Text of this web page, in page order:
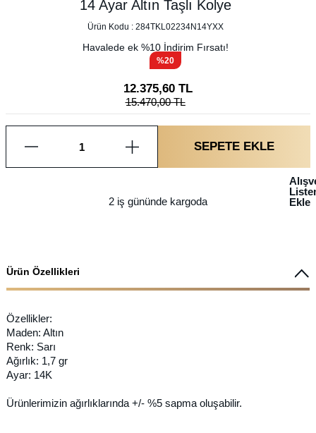
14 Ayar Altın Taşlı Kolye
Ürün Kodu : 284TKL02234N14YXX
Havalede ek %10İndirim Fırsatı!
%20
12.375,60 TL
15.470,00TL
SEPETE EKLE
2 iş gününde kargoda
Ürün Özellikleri
Özellikler:
Maden: Altın
Renk: Sarı
Ağırlık: 1,7 gr
Ayar: 14K
Ürünlerimizin ağırlıklarında +/- %5 sapma oluşabilir.
Ekle